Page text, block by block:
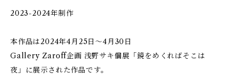
2023-2024年制作
本作品は2024年4月25日〜4月30日
Gallery Zaroff企画 浅野サキ個展「鏡をめくればそこは
夜」に展示された作品です。